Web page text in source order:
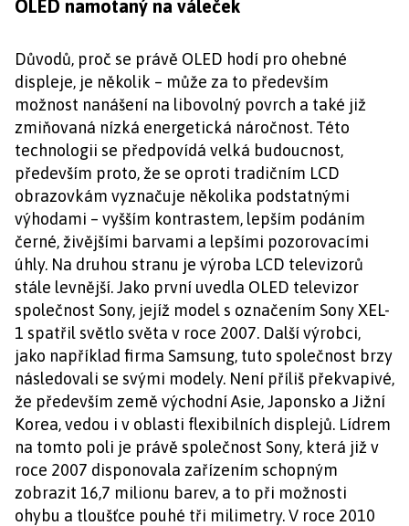
OLED namotaný na váleček
Důvodů, proč se právě OLED hodí pro ohebné
displeje, je několik – může za to především
možnost nanášení na libovolný povrch a také již
zmiňovaná nízká energetická náročnost. Této
technologii se předpovídá velká budoucnost,
především proto, že se oproti tradičním LCD
obrazovkám vyznačuje několika podstatnými
výhodami – vyšším kontrastem, lepším podáním
černé, živějšími barvami a lepšími pozorovacími
úhly. Na druhou stranu je výroba LCD televizorů
stále levnější. Jako první uvedla OLED televizor
společnost Sony, jejíž model s označením Sony XEL-
1 spatřil světlo světa v roce 2007. Další výrobci,
jako například firma Samsung, tuto společnost brzy
následovali se svými modely. Není příliš překvapivé,
že především země východní Asie, Japonsko a Jižní
Korea, vedou i v oblasti flexibilních displejů. Lídrem
na tomto poli je právě společnost Sony, která již v
roce 2007 disponovala zařízením schopným
zobrazit 16,7 milionu barev, a to při možnosti
ohybu a tloušťce pouhé tři milimetry. V roce 2010